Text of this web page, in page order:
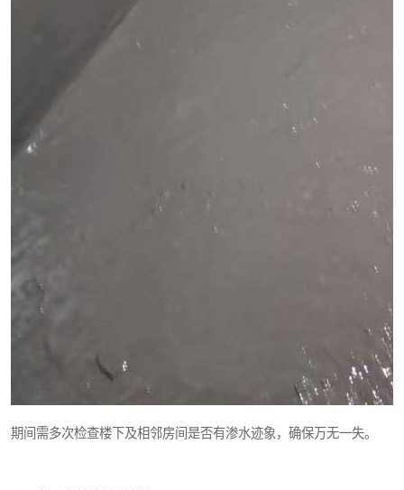
期间需多次检查楼下及相邻房间是否有渗水迹象，确保万无一失。